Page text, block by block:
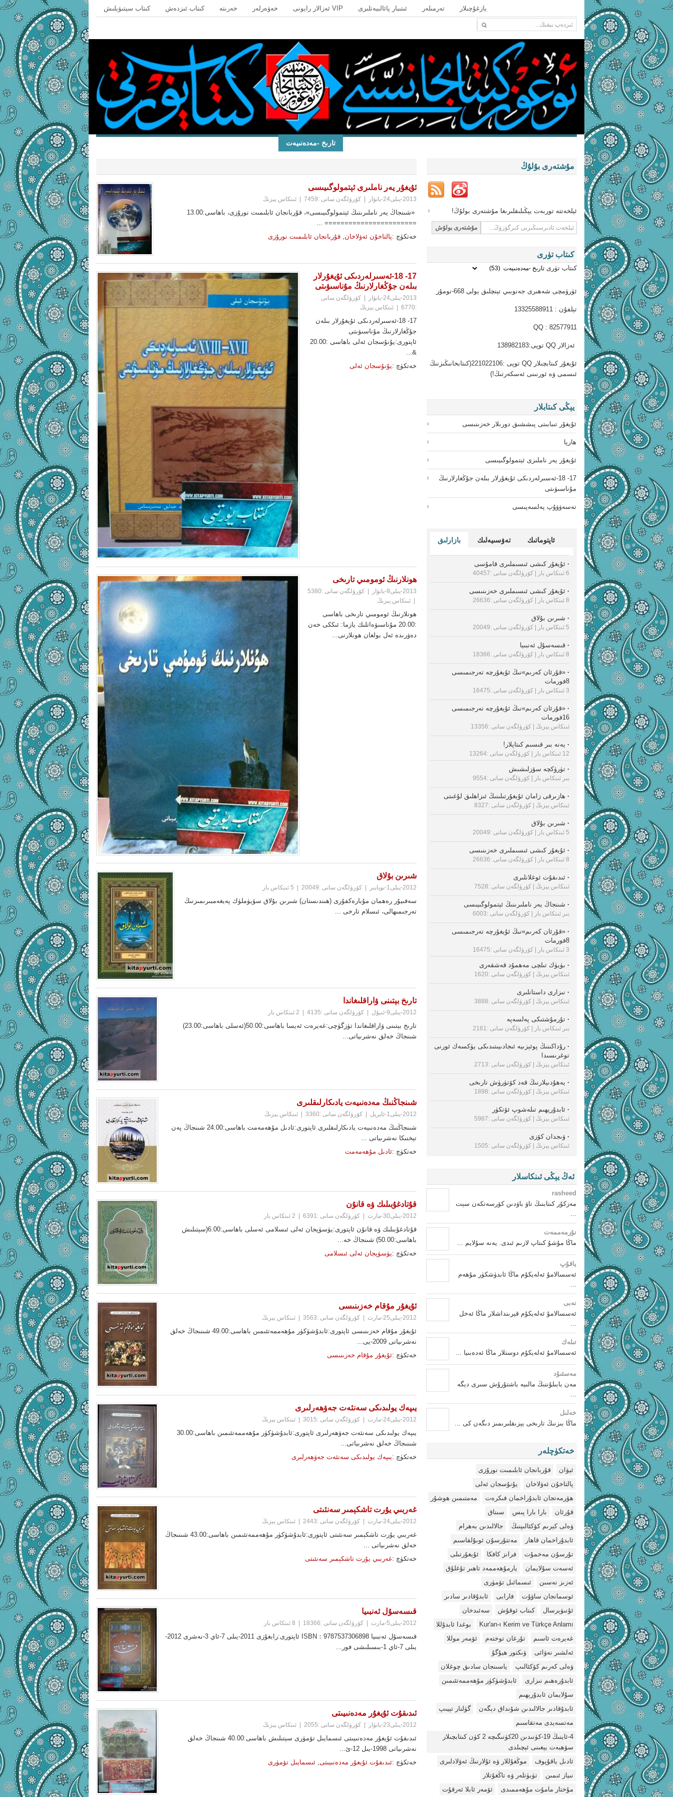
كىتاب سېتىۋېلىش كىتاب ئىزدەش خەرىتە خەۋەرلەر VIP ئەزالار رايونى ئىتىبار پائالىيەتلىرى تەرمىلەر يازغۇچىلار
تارىخ -مەدەنىيەت
ئۇيغۇر يەر ناملىرى ئېتمولوگىيىسى
2013-يىلى24-يانۋار كۆرۈلگەن سانى :7459 ئىنكاس يېزىڭ
«شىنجاڭ يەر ناملىرىنىڭ ئېتمولوگىيىسى»، قۇربانجان ئابلىمىت نورۇزى، باھاسى:13.00
======================= ...
خەتكۈچ :پالتاخۇن ئەۋلاخان, قۇربانجان ئابلىمىت نورۇزى
17- 18-ئەسىرلەردىكى ئۇيغۇرلار
بىلەن جۇڭغارلارنىڭ مۇناسىۋىتى
2013-يىلى24-يانۋار
كۆرۈلگەن سانى
:6770
ئىنكاس يېزىڭ
17- 18-ئەسىرلەردىكى ئۇيغۇرلار بىلەن
جۇڭغارلارنىڭ مۇناسىۋىتى
ئاپتورى:يۇنۇسجان ئەلى باھاسى :20.00
&...
خەتكۈچ :يۇنۇسجان ئەلى
ھونلارنىڭ ئومومىي تارىخى
2013-يىلى9-يانۋار
كۆرۈلگەن سانى :5380
ئىنكاس يېزىڭ
ھونلارنىڭ ئومومىي تارىخى باھاسى
:20.00 مۇناسىۋەاتلىك يازما: ئىككى خەن
دەۋرىدە ئەل بولغان ھونلارنى...
شىرىن بۇلاق
2012-يىلى1-نويابىر كۆرۈلگەن سانى :20049 5 ئىنكاس بار
سەفىيۇر رەھمان مۇبارەكفۇرى (ھىندىستان) شىرىن بۇلاق سۆيۈملۈك پەيغەمبىرىمىزنىڭ
تەرجىمىھالى، ئىسلام تارخى ...
تارىخ بېتىنى ۋاراقلىغاندا
2012-يىلى9-ئىيۇل كۆرۈلگەن سانى :4135 2 ئىنكاس بار
تارىخ بېتىنى ۋاراقلىغاندا تۈزگۈچى:غەيرەت ئەيسا باھاسى:50.00(ئەسلى باھاسى:23.00)
شىنجاڭ خەلق نەشرىياتى...
شىنجاڭنىڭ مەدەنىيەت يادىكارلىقلىرى
2012-يىلى1-ئاپرېل كۆرۈلگەن سانى :3360 ئىنكاس يېزىڭ
شىنجاڭنىڭ مەدەنىيەت يادىكارلىقلىرى ئاپتورى:ئادىل مۇھەمەمت باھاسى:24.00 شىنجاڭ پەن
تېخنىكا نەشرىياتى ...
خەتكۈچ :ئادىل مۇھەمەمت
قۇتادغۇبىلىك ۋە قانۇن
2012-يىلى30-مارت كۆرۈلگەن سانى :6391 2 ئىنكاس بار
قۇتادغۇبىلىك ۋە قانۇن ئاپتورى:يۈسۈپجان ئەلى ئىسلامى ئەسلى باھاسى:6.00(سېتىلىش
باھاسى:50.00) شىنجاڭ خە...
خەتكۈچ :يۈسۈپجان ئەلى ئىسلامى
ئۇيغۇر مۇقام خەزىنىسى
2012-يىلى25-مارت كۆرۈلگەن سانى :3563 ئىنكاس يېزىڭ
ئۇيغۇر مۇقام خەزىنىسى ئاپتورى:ئابدۇشۈكۈر مۇھەممەتئىمىن باھاسى:49.00 شىنىجاڭ خەلق
نەشرىياتى 2009-يى...
خەتكۈچ :ئۇيغۇر مۇقام خەزىنىسى
يىپەك يولىدىكى سەنئەت جەۋھەرلىرى
2012-يىلى24-مارت كۆرۈلگەن سانى :3015 ئىنكاس يېزىڭ
يىپەك يولىدىكى سەنئەت جەۋھەرلىرى ئاپتورى:ئابدۇشۈكۈر مۇھەممەتئىمىن باھاسى:30.00
شىنىجاڭ خەلق نەشرىياتى...
خەتكۈچ :يىپەك يولىدىكى سەنئەت جەۋھەرلىرى
غەربىي يۇرت تاشكېمىر سەنئىتى
2012-يىلى24-مارت كۆرۈلگەن سانى :2443 ئىنكاس يېزىڭ
غەربىي يۇرت تاشكېمىر سەنئىتى ئاپتورى:ئابدۇشۈكۈر مۇھەممەتئىمىن باھاسى:43.00 شىنىجاڭ
خەلق نەشرىياتى ...
خەتكۈچ :غەربىي يۇرت تاشكېمىر سەنئىتى
قىسەسۇل ئەنبىيا
2012-يىلى5-مارت كۆرۈلگەن سانى :18366 8 ئىنكاس بار
قىسەسۇل ئەنبىيا ISBN：9787537306898 ئاپتورى:رابغۇزى 2011-يىلى 7-ئاي 3-نەشرى 2012-
يىلى 7-ئاي 1-بىسىلىشى فور...
ئىدىقۇت ئۇيغۇر مەدەنىيىتى
2012-يىلى23-يانۋار كۆرۈلگەن سانى :2055 ئىنكاس يېزىڭ
ئىدىقۇت ئۇيغۇر مەدەنىيىتى ئىسمايىل تۆمۈرى سېتىلىش باھاسى:40.00 شىنجاڭ خەلق
نەشرىياتى 1998-يىل 12-ئ...
خەتكۈچ :ئىدىقۇت ئۇيغۇر مەدەنىيىتى, ئىسمايىل تۆمۈرى
مۇشتەرى بۇلۇڭ
ئېلخەتتە توربەت يېڭىلىقلىرىغا مۇشتەرى بولۇڭ!
كىتاب تۈرى
كىتاب تۈرى
ئۈرۈمچى شەھىرى جەنوبىي تېنچلىق يولى 668-نومۇر
تېلفۇن : 13325588911
QQ : 82577911
ئەزالار QQ توپى:138982183
ئۇيغۇر كىتابچىلار QQ توپى :221022106(كىتابخانىڭىزنىڭ
ئىسمى ۋە ئورنىنى ئەسكەرتىڭ!)
يېڭى كىتابلار
ئۇيغۇر تىبابىتى پىششىق دورىلار خەزىنىسى
ھارپا
ئۇيغۇر يەر ناملىرى ئېتمولوگىيىسى
17- 18-ئەسىرلەردىكى ئۇيغۇرلار بىلەن جۇڭغارلارنىڭ
مۇناسىۋىتى
تەسەۋۋۇپ پەلسەپىسى
بازارلىق تەۋسىيەلىك ئاپتوماتىك
· ئۇيغۇر كىشى ئىسىملىرى قامۇسى
6 ئىنكاس بار | كۆرۈلگەن سانى :40457
· ئۇيغۇر كىشى ئىسىملىرى خەزىنىسى
8 ئىنكاس بار | كۆرۈلگەن سانى :26636
· شىرىن بۇلاق
5 ئىنكاس بار | كۆرۈلگەن سانى :20049
· قىسەسۇل ئەنبىيا
8 ئىنكاس بار | كۆرۈلگەن سانى :18366
· «قۇرئان كەرىم»نىڭ ئۇيغۇرچە تەرجىمىسى
8فورمات
3 ئىنكاس بار | كۆرۈلگەن سانى :16475
· «قۇرئان كەرىم»نىڭ ئۇيغۇرچە تەرجىمىسى
16فورمات
ئىنكاس يېزىڭ | كۆرۈلگەن سانى :13356
· يەنە بىر قىسىم كىتاپلار!
12 ئىنكاس بار | كۆرۈلگەن سانى :13264
· تۈرۈكچە سۆزلىشىش
بىر ئىنكاس بار | كۆرۈلگەن سانى :9554
· ھازىرقى زامان ئۇيغۇرتىلىنىڭ ئىزاھلىق لۇغىتى
ئىنكاس يېزىڭ | كۆرۈلگەن سانى :8327
· شىرىن بۇلاق
5 ئىنكاس بار | كۆرۈلگەن سانى :20049
· ئۇيغۇر كىشى ئىسىملىرى خەزىنىسى
8 ئىنكاس بار | كۆرۈلگەن سانى :26636
· ئىدىقۇت ئوغلانلىرى
ئىنكاس يېزىڭ | كۆرۈلگەن سانى :7528
· شىنجاڭ يەر ناملىرىنىڭ ئېتمولوگىيىسى
بىر ئىنكاس بار | كۆرۈلگەن سانى :6003
· «قۇرئان كەرىم»نىڭ ئۇيغۇرچە تەرجىمىسى
8فورمات
3 ئىنكاس بار | كۆرۈلگەن سانى :16475
· بۈيۈك تىلچى مەھمۇد قەشقەرى
ئىنكاس يېزىڭ | كۆرۈلگەن سانى :1620
· نىزارى داستانلىرى
ئىنكاس يېزىڭ | كۆرۈلگەن سانى :3888
· تۇرمۇشتىكى پەلسەپە
بىر ئىنكاس بار | كۆرۈلگەن سانى :2161
· رۇداكىنىڭ پوئېزىيە ئىجادىيىتىدىكى يۈكسەك ئورنى
توغرىسىدا
ئىنكاس يېزىڭ | كۆرۈلگەن سانى :2713
· يەھۇدىيلارنىڭ قەد كۆتۈرۈش تارىخى
ئىنكاس يېزىڭ | كۆرۈلگەن سانى :1898
· ئابدۇرېھىم تىلەشوپ ئۆتكۈر
ئىنكاس يېزىڭ | كۆرۈلگەن سانى :5987
· ۋىجدان كۆزى
ئىنكاس يېزىڭ | كۆرۈلگەن سانى :1505
ئەڭ يېڭى ئىنكاسلار
rasheed
مەزكۇر كىتابنىڭ تاۋ باۋدىن كۆرسەتكەن سېت
...
نۇرمەممەت
ماڭا مۇشۇ كىتاپ لازىم ئىدى. يەنە سۇلايم ...
ياقۇپ
ئەسسالامۇ ئەلەيكۇم ماڭا ئابدۈشكۈر مۇھەم
...
نەبى
ئەسسالامۇ ئەلەيكۇم قېرىنداشلار ماڭا ئەخل
...
تىلەك
ئەسسالامۇ ئەلەيكۇم دوستلار ماڭا ئەدەبىيا ...
مەسئىۇد
مەن بابىلۇننىڭ مالىيە باشتۇرۇش سىرى دېگە
...
خەلىل
ماڭا بىزنىڭ تارىخى يېزىقلىرىمىز دىگەن كى ...
خەتكۈچلەر
ئېۋان
قۇربانجان ئابلىمىت نورۇزى
پالتاخۇن ئەۋلاخان
يۇنۇسجان ئەلى
ھۆرمەتجان ئابدۇراخمان فىكرەت
مەمتىمىن ھوشۇر
قۇرئان
بارا بارا پىس
سىناق
ۋەلى كېرىم كۆكئالىپنىڭ
جالالىدىن بەھرام
ئابدۇراخمان قاھار
مەتتۇرسۇن ئوبۇلقاسىم
تۇرسۇن مەخمۇت
فرانز كافكا
ئۇيغۇرتىلى
ئەسەت سۇلايمان
يارمۇھەممەد تاھىر تۇغلۇق
ئەزىز نەسىن
ئىسمائىل تۆمۈرى
ئوسمانجان ساۋۇت
فارابى
ئابدۇقادىر سادىر
ئۇنىۋېرسال
كىتاب ئوقۇش
سەئىدخان
Kur'an-ı Kerim ve Türkçe Anlamı
بوغدا ئابدۇللا
غەيرەت ئاسىم
تۇرغان توختەم
ئۆمەر موللا
ئەلشىر نەۋائى
ۋىكتور ھيۇگۇ
ۋەلى كەرىم كۆكئالىپ
ياسىنجان سادىق چوغلان
ئابدۇرەھىم نىزارى
ئابدۇشۈكۈر مۇھەممەتئىمىن
سۇلايمان ئابدۇرېھىم
ئابدۇقادىر جالالىدىن شۇنداق دېگەن
گۈلنار تېيىپ
مەتسەيدى مەتقاسىم
4-ئاينىڭ 19-كۈنىدىن 20كۈنىگىچە 2 كۈن كىتابچىلار
سۆھبەت يېغىنى ئېچىلدى
ئادىل ياقۇپوف
موڭغۇللار ۋە ئۇلارنىڭ ئەۋلادلىرى
نىياز ئىمىن
تۈبۈتلەر ۋە تاڭغۇتلار
مۇختار مامۇت مۇھەممىدى
ئۆمەر ئابلا ئەرقۇت